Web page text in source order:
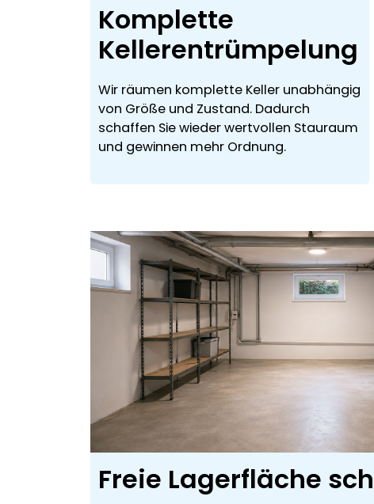
Komplette
Kellerentrümpelung
Wir räumen komplette Keller unabhängig
von Größe und Zustand. Dadurch
schaffen Sie wieder wertvollen Stauraum
und gewinnen mehr Ordnung.
Freie Lagerfläche